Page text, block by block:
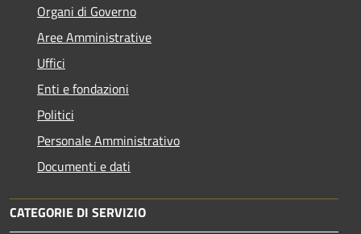
Organi di Governo
Aree Amministrative
Uffici
Enti e fondazioni
Politici
Personale Amministrativo
Documenti e dati
CATEGORIE DI SERVIZIO